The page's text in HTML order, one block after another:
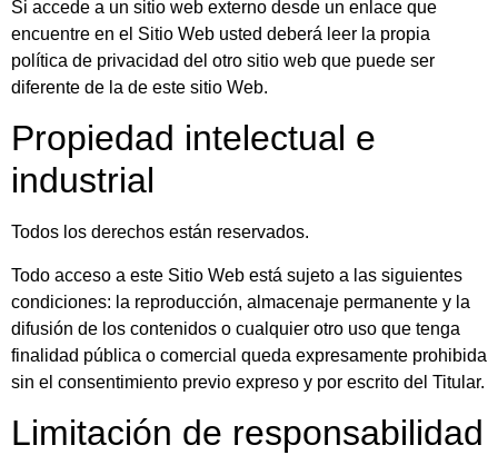
Si accede a un sitio web externo desde un enlace que
encuentre en el Sitio Web usted deberá leer la propia
política de privacidad del otro sitio web que puede ser
diferente de la de este sitio Web.
Propiedad intelectual e
industrial
Todos los derechos están reservados.
Todo acceso a este Sitio Web está sujeto a las siguientes
condiciones: la reproducción, almacenaje permanente y la
difusión de los contenidos o cualquier otro uso que tenga
finalidad pública o comercial queda expresamente prohibida
sin el consentimiento previo expreso y por escrito del Titular.
Limitación de responsabilidad